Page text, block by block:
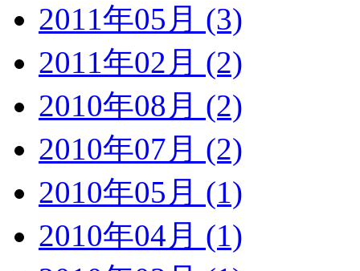
2011年05月 (3)
2011年02月 (2)
2010年08月 (2)
2010年07月 (2)
2010年05月 (1)
2010年04月 (1)